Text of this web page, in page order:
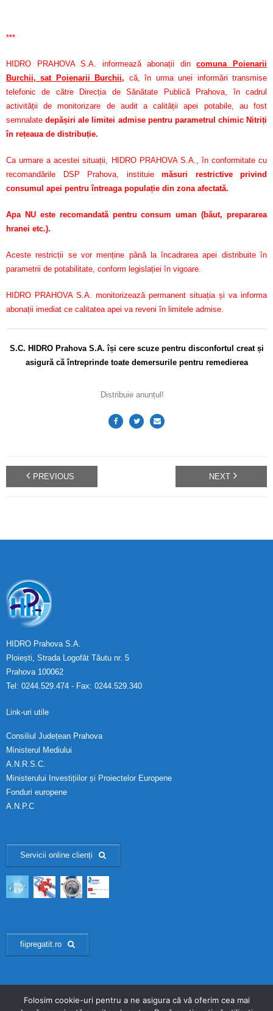
***
HIDRO PRAHOVA S.A. informează abonații dincomuna Poienarii
Burchii, sat Poienarii Burchii, că, în urma unei informări transmise
telefonic de către Direcția de Sănătate Publică Prahova, în cadrul
activității de monitorizare de audit a calității apei potabile, au fost
semnalatedepășiri ale limitei admise pentru parametrul chimic Nitriți
în rețeaua de distribuție.
Ca urmare a acestei situații, HIDRO PRAHOVA S.A., în conformitate cu
recomandările DSP Prahova, instituie măsuri restrictive privind
consumul apei pentru întreaga populație din zona afectată.
Apa NU este recomandată pentru consum uman (băut, prepararea
hranei etc.).
Aceste restricții se vor menține până la încadrarea apei distribuite în
parametrii de potabilitate, conform legislației în vigoare.
HIDRO PRAHOVA S.A. monitorizează permanent situația și va informa
abonații imediat ce calitatea apei va reveni în limitele admise.
S.C. HIDRO Prahova S.A. își cere scuze pentru disconfortul creat și
asigură că întreprinde toate demersurile pentru remedierea
Distribuie anunțul!
PREVIOUS NEXT
HIDRO Prahova S.A.
Ploiești, Strada Logofăt Tăutu nr. 5
Prahova 100062
Tel: 0244.529.474 - Fax: 0244.529.340
Link-uri utile
Consiliul Județean Prahova
Ministerul Mediului
A.N.R.S.C.
Ministerului Investițiilor și Proiectelor Europene
Fonduri europene
A.N.P.C
Servicii online clienți
fiipregatit.ro
Folosim cookie-uri pentru a ne asigura că vă oferim cea mai